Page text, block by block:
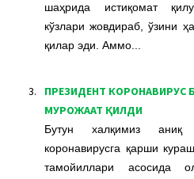
шаҳрида истиқомат
кўзлари жовдираб, ўзини
қилар эди. Аммо...
3.
ПРЕЗИДЕНТ КОРОНАВИРУС
МУРОЖААТ ҚИЛДИ
Бутун халқимиз
коронавирусга қарши
тамойиллари асосида